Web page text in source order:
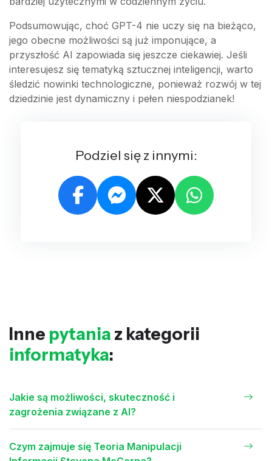
Podsumowując, choć GPT-4 nie uczy się na bieżąco,
jego obecne możliwości są już imponujące, a
przyszłość AI zapowiada się jeszcze ciekawiej. Jeśli
interesujesz się tematyką sztucznej inteligencji, warto
śledzić nowinki technologiczne, ponieważ rozwój w tej
dziedzinie jest dynamiczny i pełen niespodzianek!
Podziel się z innymi:
Inne pytania z kategorii
informatyka:
Jakie są możliwości, skuteczność i
zagrożenia związane z AI?
Czym zajmuje się Teoria Manipulacji